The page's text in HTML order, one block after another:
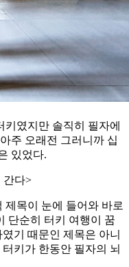
였지만 솔직히 필자에
주 오래전 그러니까 십
있었다.
간다>
제목이 눈에 들어와 바로
단순히 터키 여행이 꿈
기 때문인 제목은 아니
키가 한동안 필자의 뇌